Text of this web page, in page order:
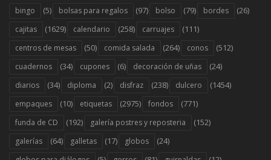
bingo (5) bolsas para regalos (97) bolso (79) bordes (26)
cajitas (1629) calendario (258) carruajes (111)
centros de mesas (50) comida salada (264) conos (512)
cuadernos (34) cupones (6) decoración de uñas (24)
diarios (34) diploma (2) disfraz (238) dulcero (1454)
empaques (10) etiquetas (2975) fondos (771)
funda de CD (192) galería postres y reposteria (152)
galerías (64) galletas (17) globos (24)